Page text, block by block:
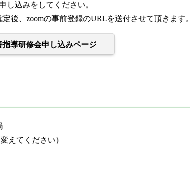
し込みをしてください。
後、zoomの事前登録のURLを送付させて頂きます。
導研修会申し込みページ
えてください）